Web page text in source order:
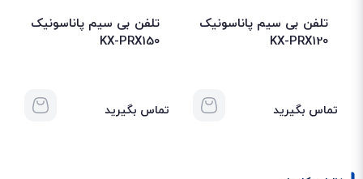
تلفن بی سیم پاناسونیک
KX-PRX120
تماس بگیرید
تلفن بی سیم پاناسونیک
KX-PRX150
تماس بگیرید